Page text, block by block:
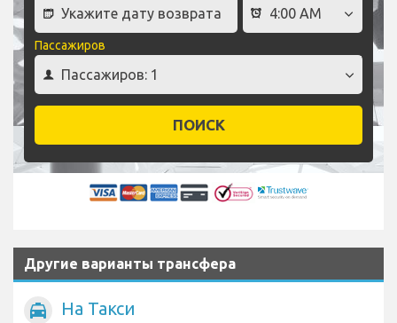
Пассажиров
ПОИСК
Другие варианты трансфера
local_taxi На Такси